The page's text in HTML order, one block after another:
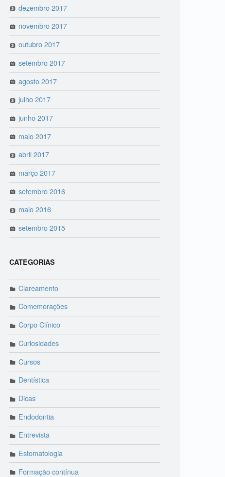
dezembro 2017
novembro 2017
outubro 2017
setembro 2017
agosto 2017
julho 2017
junho 2017
maio 2017
abril 2017
março 2017
setembro 2016
maio 2016
setembro 2015
CATEGORIAS
Clareamento
Comemorações
Corpo Clínico
Curiosidades
Cursos
Dentística
Dicas
Endodontia
Entrevista
Estomatologia
Formação contínua